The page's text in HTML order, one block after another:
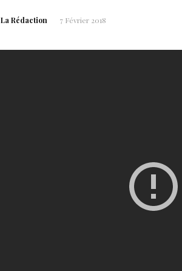
La Rédaction 7 Février 2018